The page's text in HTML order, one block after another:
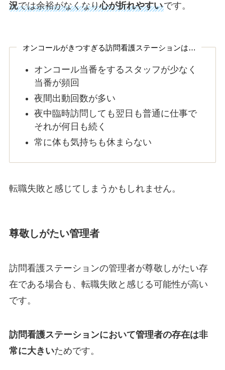
況では余裕がなくなり心が折れやすいです。
オンコールがきつすぎる訪問看護ステーションは…
オンコール当番をするスタッフが少なく
当番が頻回
夜間出動回数が多い
夜中臨時訪問しても翌日も普通に仕事で
それが何日も続く
常に体も気持ちも休まらない
転職失敗と感じてしまうかもしれません。
尊敬しがたい管理者
訪問看護ステーションの管理者が尊敬しがたい存
在である場合も、転職失敗と感じる可能性が高い
です。
訪問看護ステーションにおいて管理者の存在は非
常に大きいためです。